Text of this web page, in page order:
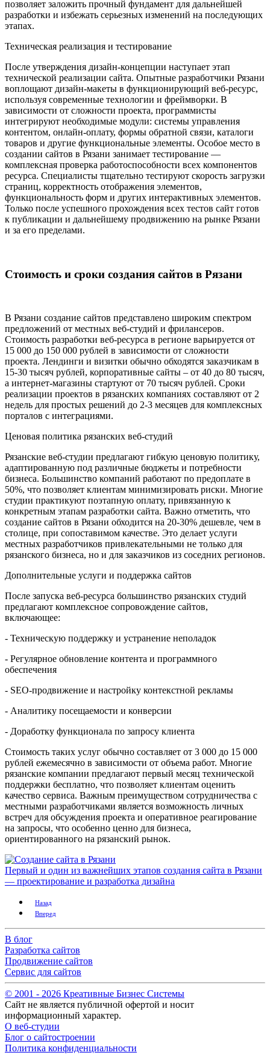
позволяет заложить прочный фундамент для дальнейшей
разработки и избежать серьезных изменений на последующих
этапах.
Техническая реализация и тестирование
После утверждения дизайн-концепции наступает этап
технической реализации сайта. Опытные разработчики Рязани
воплощают дизайн-макеты в функционирующий веб-ресурс,
используя современные технологии и фреймворки. В
зависимости от сложности проекта, программисты
интегрируют необходимые модули: системы управления
контентом, онлайн-оплату, формы обратной связи, каталоги
товаров и другие функциональные элементы. Особое место в
создании сайтов в Рязани занимает тестирование —
комплексная проверка работоспособности всех компонентов
ресурса. Специалисты тщательно тестируют скорость загрузки
страниц, корректность отображения элементов,
функциональность форм и других интерактивных элементов.
Только после успешного прохождения всех тестов сайт готов
к публикации и дальнейшему продвижению на рынке Рязани
и за его пределами.
Стоимость и сроки создания сайтов в Рязани
В Рязани создание сайтов представлено широким спектром
предложений от местных веб-студий и фрилансеров.
Стоимость разработки веб-ресурса в регионе варьируется от
15 000 до 150 000 рублей в зависимости от сложности
проекта. Лендинги и визитки обычно обходятся заказчикам в
15-30 тысяч рублей, корпоративные сайты – от 40 до 80 тысяч,
а интернет-магазины стартуют от 70 тысяч рублей. Сроки
реализации проектов в рязанских компаниях составляют от 2
недель для простых решений до 2-3 месяцев для комплексных
порталов с интеграциями.
Ценовая политика рязанских веб-студий
Рязанские веб-студии предлагают гибкую ценовую политику,
адаптированную под различные бюджеты и потребности
бизнеса. Большинство компаний работают по предоплате в
50%, что позволяет клиентам минимизировать риски. Многие
студии практикуют поэтапную оплату, привязанную к
конкретным этапам разработки сайта. Важно отметить, что
создание сайтов в Рязани обходится на 20-30% дешевле, чем в
столице, при сопоставимом качестве. Это делает услуги
местных разработчиков привлекательными не только для
рязанского бизнеса, но и для заказчиков из соседних регионов.
Дополнительные услуги и поддержка сайтов
После запуска веб-ресурса большинство рязанских студий
предлагают комплексное сопровождение сайтов,
включающее:
- Техническую поддержку и устранение неполадок
- Регулярное обновление контента и программного
обеспечения
- SEO-продвижение и настройку контекстной рекламы
- Аналитику посещаемости и конверсии
- Доработку функционала по запросу клиента
Стоимость таких услуг обычно составляет от 3 000 до 15 000
рублей ежемесячно в зависимости от объема работ. Многие
рязанские компании предлагают первый месяц технической
поддержки бесплатно, что позволяет клиентам оценить
качество сервиса. Важным преимуществом сотрудничества с
местными разработчиками является возможность личных
встреч для обсуждения проекта и оперативное реагирование
на запросы, что особенно ценно для бизнеса,
ориентированного на рязанский рынок.
Первый и один из важнейших этапов создания сайта в Рязани
— проектирование и разработка дизайна
Назад
Вперед
В блог
Разработка сайтов
Продвижение сайтов
Сервис для сайтов
© 2001 - 2026 Креативные Бизнес Системы
Сайт не является публичной офертой и носит
информационный характер.
О веб-студии
Блог о сайтостроении
Политика конфиденциальности